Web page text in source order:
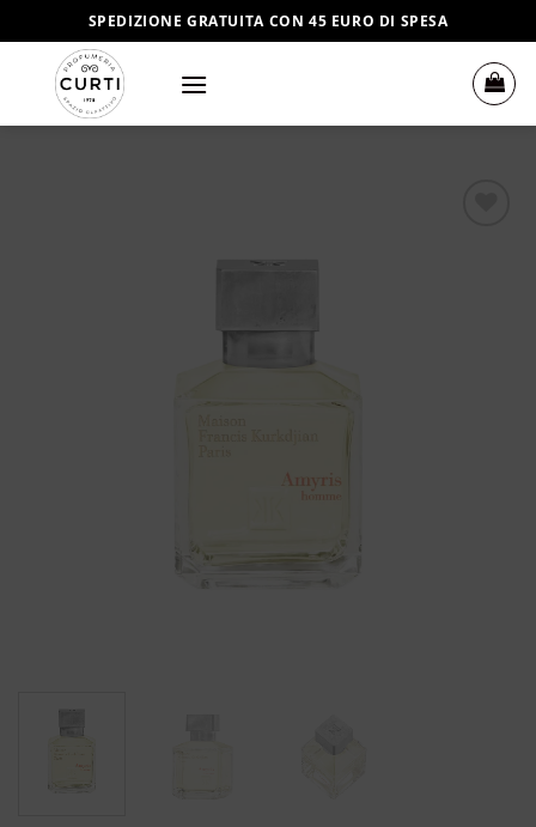
ai
contenuti
SPEDIZIONE GRATUITA CON 45 EURO DI SPESA